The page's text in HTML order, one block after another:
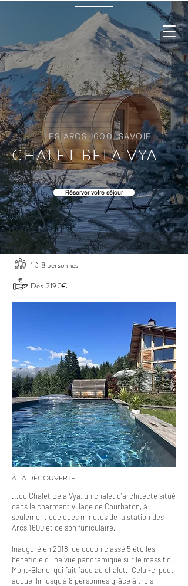
LES ARCS 1600, SAVOIE
CHALET BELA VYA
Réserver votre séjour
1 à 8 personnes
Dès 2190€
À LA DÉCOUVERTE...
...du Chalet Béla Vya, un chalet d'architecte situé
dans le charmant village de Courbaton, à
seulement quelques minutes de la station des
Arcs 1600 et de son funiculaire.
Inauguré en 2018, ce cocon classé 5 étoiles
bénéficie d'une vue panoramique sur le massif du
Mont-Blanc, qui fait face au chalet. Celui-ci peut
accueillir jusqu'à 8 personnes grâce à trois